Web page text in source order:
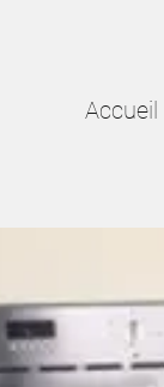
Accueil